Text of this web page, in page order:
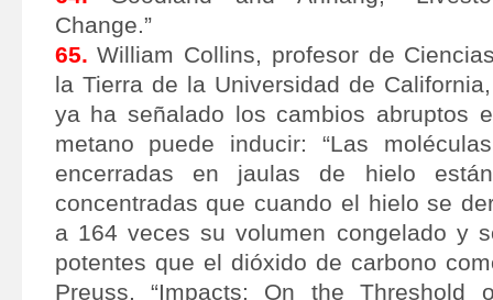
Change.”
65. William Collins, profesor de
la Tierra de la Universidad de
ya ha señalado los cambios abruptos
metano puede inducir: “Las
encerradas en jaulas de hielo
concentradas que cuando el hielo se
a 164 veces su volumen congelado y
potentes que el dióxido de carbono
Preuss, “Impacts: On the Threshold